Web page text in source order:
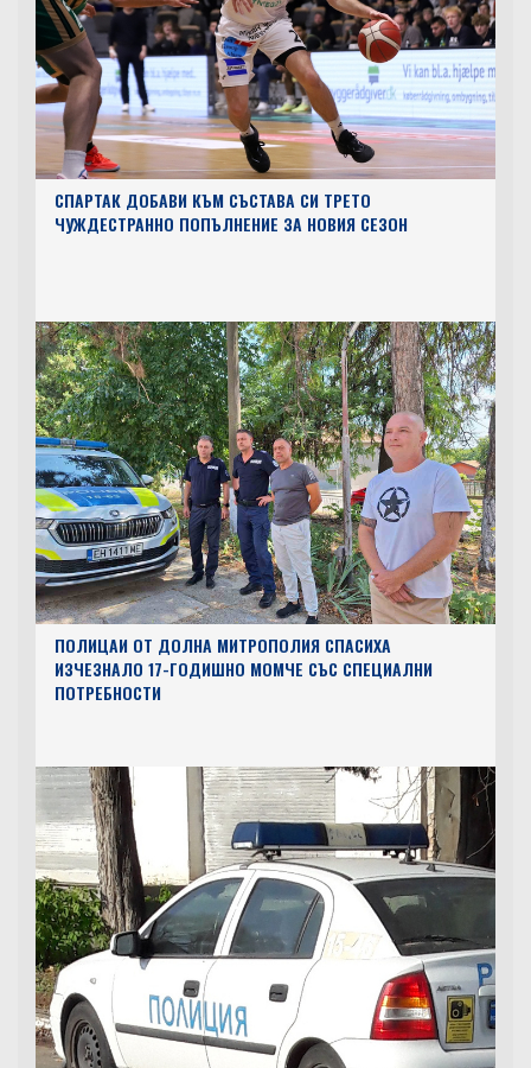
СПАРТАК ДОБАВИ КЪМ СЪСТАВА СИ ТРЕТО
ЧУЖДЕСТРАННО ПОПЪЛНЕНИЕ ЗА НОВИЯ СЕЗОН
ПОЛИЦАИ ОТ ДОЛНА МИТРОПОЛИЯ СПАСИХА
ИЗЧЕЗНАЛО 17-ГОДИШНО МОМЧЕ СЪС СПЕЦИАЛНИ
ПОТРЕБНОСТИ